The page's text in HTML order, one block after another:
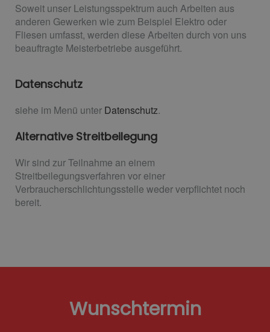
Soweit unser Leistungsspektrum auch Arbeiten aus
anderen Gewerken wie zum Beispiel Elektro oder
Fliesen umfasst, werden diese Arbeiten durch von uns
beauftragte Meisterbetriebe ausgeführt.
Datenschutz
siehe im Menü unter Datenschutz.
Alternative Streitbeilegung
Wir sind zur Teilnahme an einem
Streitbeilegungsverfahren vor einer
Verbraucherschlichtungsstelle weder verpflichtet noch
bereit.
Wunschtermin